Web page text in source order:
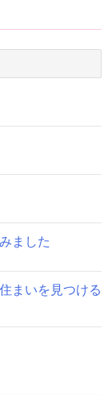
ました
まいを見つける